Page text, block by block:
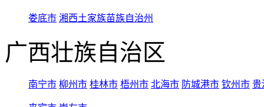
娄底市 湘西土家族苗族自治州
广西壮族自治区
南宁市 柳州市 桂林市 梧州市 北海市 防城港市 钦州市 贵